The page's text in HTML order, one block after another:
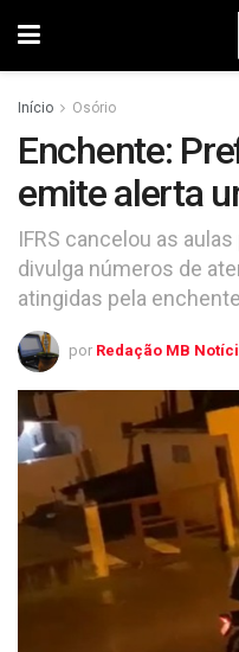
Início Osório
Enchente:
emite alerta
IFRS cancelou as
divulga números de
atingidas pela
por Redação MB